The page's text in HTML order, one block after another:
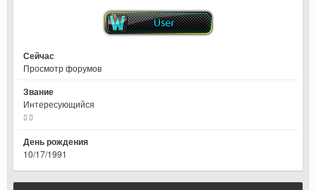
Сейчас
Просмотр форумов
Звание
Интересующийся
День рождения
10/17/1991